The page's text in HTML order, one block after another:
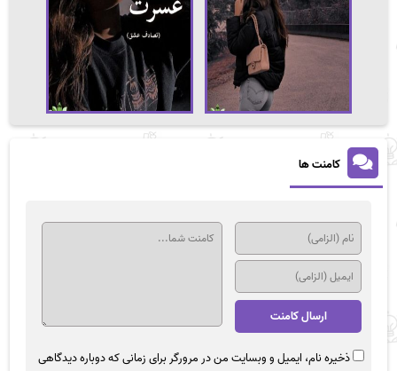
کامنت ها
ذخیره نام، ایمیل و وبسایت من در مرورگر برای زمانی که دوباره دیدگاهی